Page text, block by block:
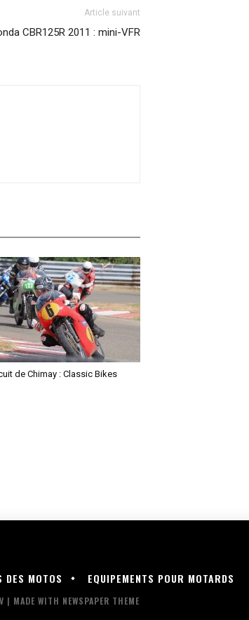
Article suivant
CBR125R 2011 : mini-VFR
de Chimay : Classic Bikes
DES MOTOS EQUIPEMENTS POUR MOTARDS
| MADE WITH NEWSPAPER THEME